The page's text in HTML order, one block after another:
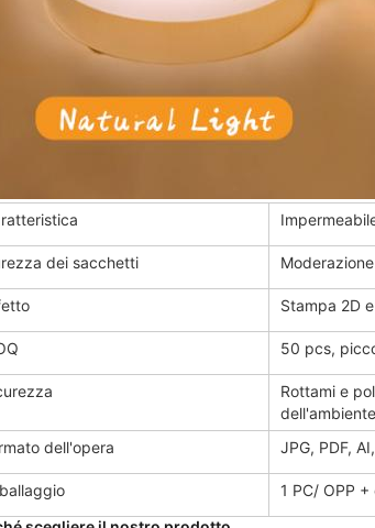
dei sacchetti Moderazione
Stampa 2D
50 pcs,
Rottami e
dell'ambiente
dell'opera
JPG, PDF,
1 PC/ OPP